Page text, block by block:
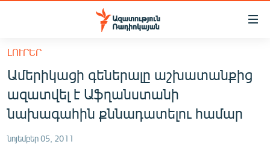
Մատչելիության
հիմնական
բովանդակությանը
հիմնական
մենյուին
ՀԱՅԱՍՏԱՆ
ՔԱՂԱՔԱԿԱՆ
ԼՈՒՐԵՐ
Ամերիկացի գեներալը աշխատանքից
ազատվել է Աֆղանստանի
նախագահին քննադատելու համար
նոյեմբեր 05, 2011